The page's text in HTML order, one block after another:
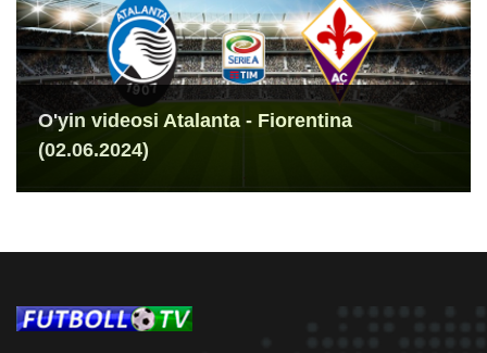
O'yin videosi Atalanta - Fiorentina
(02.06.2024)